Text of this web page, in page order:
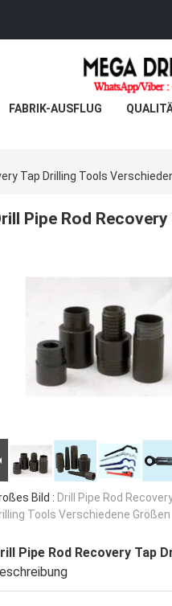
FABRIK-AUSFLUG
Tap Drilling Tools
Pipe Rod
Bild : Drill Pipe Rod
Tools Verschiedene Größen
Pipe Rod Recovery Tap